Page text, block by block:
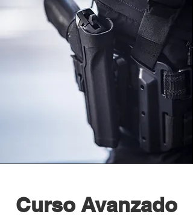
Curso Avanzado